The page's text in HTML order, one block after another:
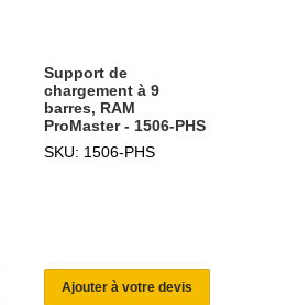
Support de
chargement à 9
barres, RAM
ProMaster - 1506-PHS
SKU: 1506-PHS
Ajouter à votre devis